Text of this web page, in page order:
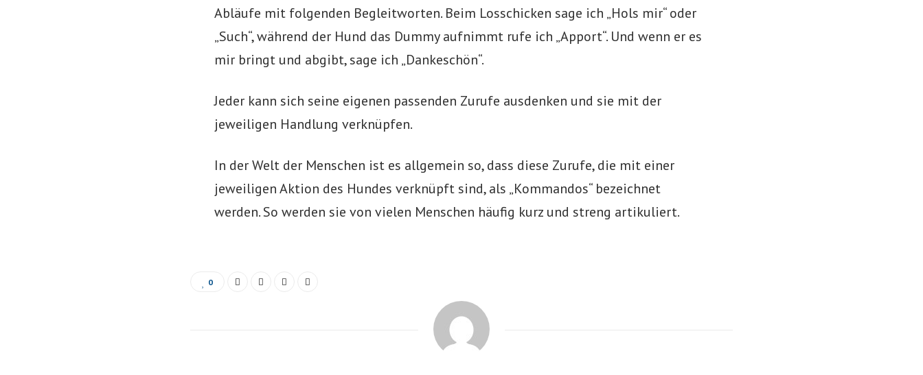
Abläufe mit folgenden Begleitworten. Beim Losschicken sage ich „Hols mir“ oder
„Such“, während der Hund das Dummy aufnimmt rufe ich „Apport“. Und wenn er es
mir bringt und abgibt, sage ich „Dankeschön“.
Jeder kann sich seine eigenen passenden Zurufe ausdenken und sie mit der
jeweiligen Handlung verknüpfen.
In der Welt der Menschen ist es allgemein so, dass diese Zurufe, die mit einer
jeweiligen Aktion des Hundes verknüpft sind, als „Kommandos“ bezeichnet
werden. So werden sie von vielen Menschen häufig kurz und streng artikuliert.
0